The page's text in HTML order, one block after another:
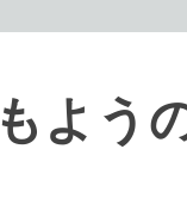
よう